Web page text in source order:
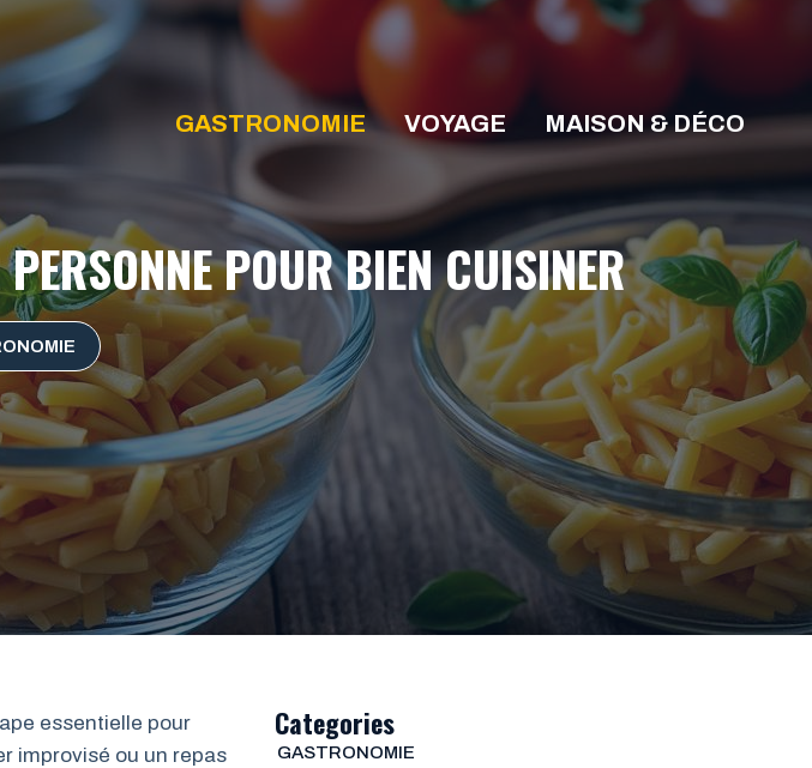
GASTRONOMIE VOYAGE MAISON & DÉCO
POUR BIEN CUISINER
essentielle pour
improvisé ou un repas
Categories
GASTRONOMIE